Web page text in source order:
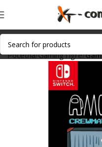
Početna Gaming i igre